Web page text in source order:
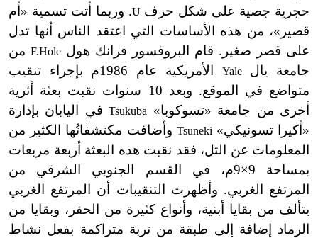
حجرية جصية على شكل حرفU. وربما أتت تسمية «أم
قصير»، من هذه الأساسات التي اعتقد الناس أنها تدل
على قصر صغير. قام البروفسور فرانك هول F.Hole من
جامعة يالYale
الأمريكية عام 1986م بإجراء تنقيب
متواضع في الموقع. وبعد 10 سنوات نقبت بعثة أثرية
أخرى من جامعة «تسوكوبا»
Tsukubaفي اليابان بإدارة
«أكيرا تسونيكي» Tsuneki وأضافت مكتشفاتُها الكثير من
المعلومات عن التل، فقد نقبت هذه البعثة أربعة مربعات
بمساحة 9×9م، في القسم الجنوبي الشرقي من
المرتفع الغربي. وأظهرت التنقيبات أن المرتفع الغربي
يتألف من بقايا أبنية، وأنواع كثيرة من الحفر، وبقايا من
الرماد إضافة إلى طبقة من تربة متراكمة بفعل نشاط